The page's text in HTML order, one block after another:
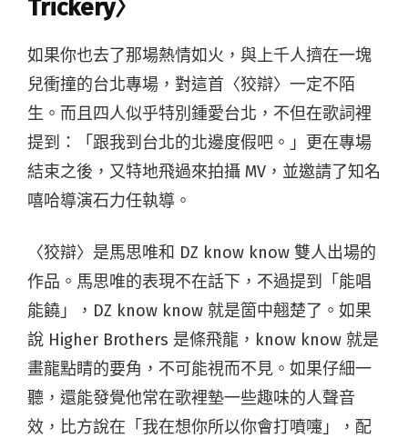
Trickery〉
如果你也去了那場熱情如火，與上千人擠在一塊
兒衝撞的台北專場，對這首〈狡辯〉一定不陌
生。而且四人似乎特別鍾愛台北，不但在歌詞裡
提到：「跟我到台北的北邊度假吧。」更在專場
結束之後，又特地飛過來拍攝 MV，並邀請了知名
嘻哈導演石力任執導。
〈狡辯〉是馬思唯和 DZ know know 雙人出場的
作品。馬思唯的表現不在話下，不過提到「能唱
能饒」，DZ know know 就是箇中翹楚了。如果
說 Higher Brothers 是條飛龍，know know 就是
畫龍點睛的要角，不可能視而不見。如果仔細一
聽，還能發覺他常在歌裡墊一些趣味的人聲音
效，比方說在「我在想你所以你會打噴嚏」，配